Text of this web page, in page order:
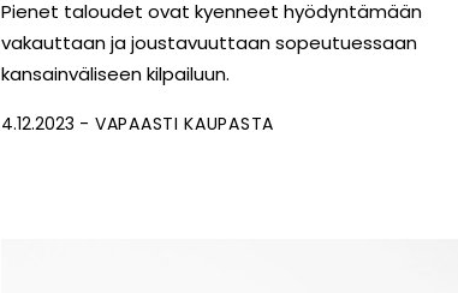
Pienet taloudet ovat kyenneet hyödyntämään
vakauttaan ja joustavuuttaan sopeutuessaan
kansainväliseen kilpailuun.
4.12.2023 VAPAASTI KAUPASTA